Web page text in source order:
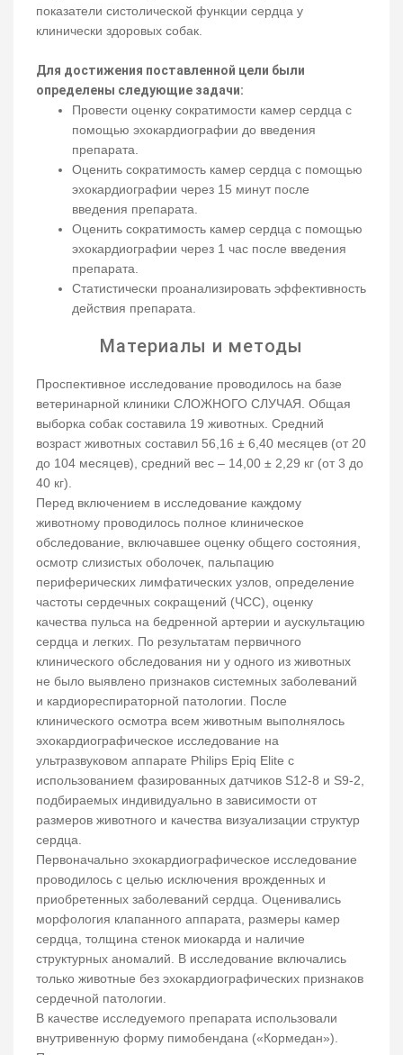
показатели систолической функции сердца у
клинически здоровых собак.
Для достижения поставленной цели были
определены следующие задачи:
Провести оценку сократимости камер сердца с
помощью эхокардиографии до введения
препарата.
Оценить сократимость камер сердца с помощью
эхокардиографии через 15 минут после
введения препарата.
Оценить сократимость камер сердца с помощью
эхокардиографии через 1 час после введения
препарата.
Статистически проанализировать эффективность
действия препарата.
Материалы и методы
Проспективное исследование проводилось на базе
ветеринарной клиники СЛОЖНОГО СЛУЧАЯ. Общая
выборка собак составила 19 животных. Средний
возраст животных составил 56,16 ± 6,40 месяцев (от 20
до 104 месяцев), средний вес – 14,00 ± 2,29 кг (от 3 до
40 кг).
Перед включением в исследование каждому
животному проводилось полное клиническое
обследование, включавшее оценку общего состояния,
осмотр слизистых оболочек, пальпацию
периферических лимфатических узлов, определение
частоты сердечных сокращений (ЧСС), оценку
качества пульса на бедренной артерии и аускультацию
сердца и легких. По результатам первичного
клинического обследования ни у одного из животных
не было выявлено признаков системных заболеваний
и кардиореспираторной патологии. После
клинического осмотра всем животным выполнялось
эхокардиографическое исследование на
ультразвуковом аппарате Philips Epiq Elite с
использованием фазированных датчиков S12-8 и S9-2,
подбираемых индивидуально в зависимости от
размеров животного и качества визуализации структур
сердца.
Первоначально эхокардиографическое исследование
проводилось с целью исключения врожденных и
приобретенных заболеваний сердца. Оценивались
морфология клапанного аппарата, размеры камер
сердца, толщина стенок миокарда и наличие
структурных аномалий. В исследование включались
только животные без эхокардиографических признаков
сердечной патологии.
В качестве исследуемого препарата использовали
внутривенную форму пимобендана («Кормедан»).